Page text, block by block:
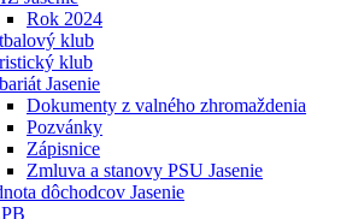
Rok 2024
klub
klub
Jasenie
Dokumenty z valného zhromaždenia
Pozvánky
Zápisnice
Zmluva a stanovy PSU Jasenie
dôchodcov Jasenie